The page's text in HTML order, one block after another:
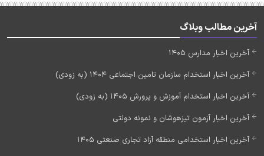
آخرین مطالب وبلاگ
آخرین اخبار مدارس 1405
آخرین اخبار استخدام سازمان تامین اجتماعی 1404 (به زودی)
آخرین اخبار استخدام آموزش و پرورش 1405 (به زودی)
آخرین اخبار آزمون تیزهوشان و نمونه دولتی
آخرین اخبار استخدامی منطقه آزاد تجاری صنعتی 1405